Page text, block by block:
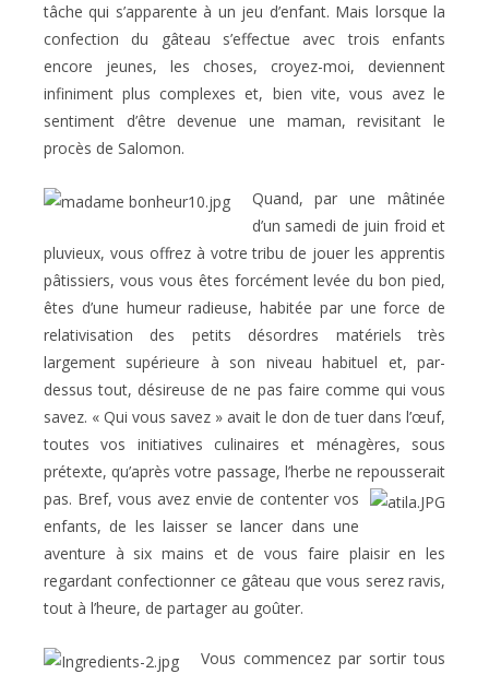
tâche qui s’apparente à un jeu d’enfant. Mais lorsque la
confection du gâteau s’effectue avec trois enfants
encore jeunes, les choses, croyez-moi, deviennent
infiniment plus complexes et, bien vite, vous avez le
sentiment d’être devenue une maman, revisitant le
procès de Salomon.
Quand, par une mâtinée
d’un samedi de juin froid et
pluvieux, vous offrez à votre tribu de jouer les apprentis
pâtissiers, vous vous êtes forcément levée du bon pied,
êtes d’une humeur radieuse, habitée par une force de
relativisation des petits désordres matériels très
largement supérieure à son niveau habituel et, par-
dessus tout, désireuse de ne pas faire comme qui vous
savez. « Qui vous savez » avait le don de tuer dans l’œuf,
toutes vos initiatives culinaires et ménagères, sous
prétexte, qu’après votre passage, l’herbe ne repousserait
pas. Bref, vous avez envie de contenter vos
enfants, de les laisser se lancer dans une
aventure à six mains et de vous faire plaisir en les
regardant confectionner ce gâteau que vous serez ravis,
tout à l’heure, de partager au goûter.
Vous commencez par sortir tous